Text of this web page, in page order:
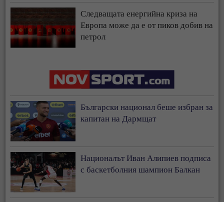
Следващата енергийна криза на
Европа може да е от пиков добив на
петрол
Български национал беше избран за
капитан на Дармщат
Националът Иван Алипиев подписа
с баскетболния шампион Балкан